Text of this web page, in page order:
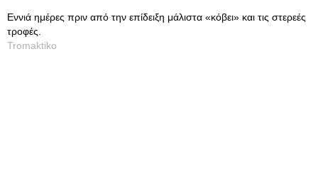
Εννιά ημέρες πριν από την επίδειξη μάλιστα «κόβει» και τις στερεές
τροφές.
Tromaktiko